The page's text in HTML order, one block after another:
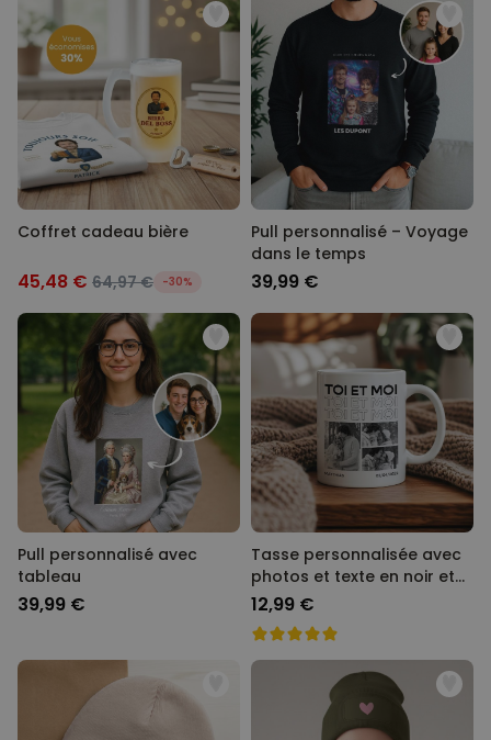
Coffret cadeau bière
45,48 € 64,97 € -30%
Pull personnalisé – Voyage
dans le temps
39,99 €
Pull personnalisé avec
tableau
39,99 €
Tasse personnalisée avec
photos et texte en noir et
blanc
12,99 €